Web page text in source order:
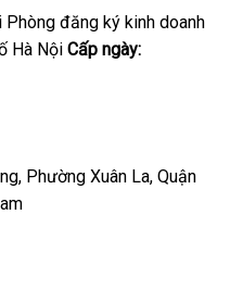
đăng ký kinh doanh
Hà Nội Cấp ngày:
Phường Xuân La, Quận